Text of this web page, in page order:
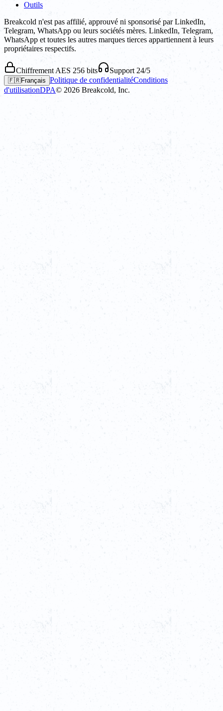
Outils
Breakcold n'est pas affilié, approuvé ni sponsorisé par LinkedIn,
Telegram, WhatsApp ou leurs sociétés mères. LinkedIn, Telegram,
WhatsApp et toutes les autres marques tierces appartiennent à leurs
propriétaires respectifs.
Chiffrement AES 256 bits Support 24/5
🇫🇷Français Politique de confidentialitéConditions
d'utilisationDPA© 2026 Breakcold, Inc.